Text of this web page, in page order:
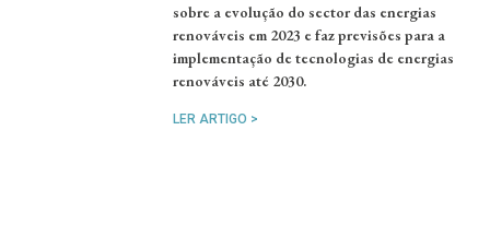
sobre a evolução do sector das energias
renováveis em 2023 e faz previsões para a
implementação de tecnologias de energias
renováveis até 2030.
LER ARTIGO >